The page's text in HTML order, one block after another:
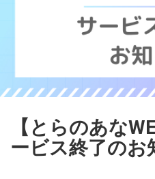
【とらのあな
ービス終了のお